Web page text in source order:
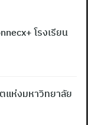
โรงเรียน
แห่งมหาวิทยาลัย